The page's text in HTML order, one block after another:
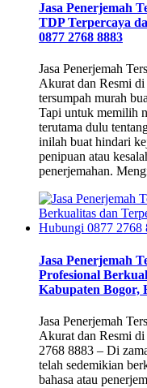
Jasa Penerjemah
TDP Terpercaya
0877 2768 8883
Jasa Penerjemah
Akurat dan Resmi di
tersumpah murah
Tapi untuk memilih
terutama dulu
inilah buat hindari
penipuan atau
penerjemahan.
Jasa Penerjemah
Profesional
Kabupaten Bogor,
Jasa Penerjemah
Akurat dan Resmi
2768 8883 – Di
telah sedemikian
bahasa atau